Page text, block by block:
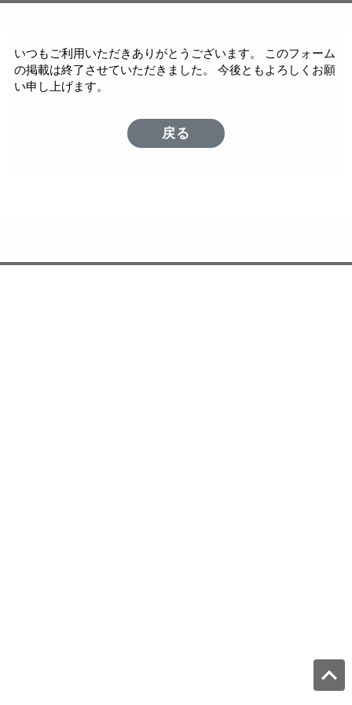
いつもご利用いただきありがとうございます。 このフォーム
の掲載は終了させていただきました。 今後ともよろしくお願
い申し上げます。
戻る